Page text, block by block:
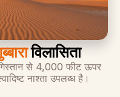
विलासिता
से 4,000 फीट ऊपर
नाश्ता उपलब्ध है।